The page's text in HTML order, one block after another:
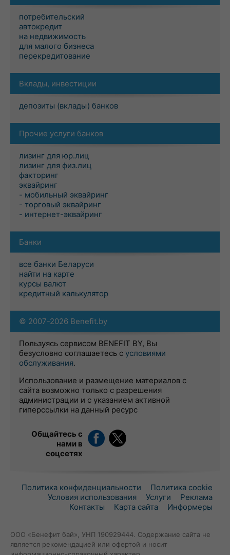
потребительский
автокредит
на недвижимость
для малого бизнеса
перекредитование
Вклады, инвестиции
депозиты (вклады) банков
Прочие услуги банков
лизинг для юр.лиц
лизинг для физ.лиц
факторинг
эквайринг
- мобильный эквайринг
- торговый эквайринг
- интернет-эквайринг
Банки
все банки Беларуси
найти на карте
курсы валют
кредитный калькулятор
© 2007-2026 Benefit.by
Пользуясь сервисом BENEFIT BY, Вы
безусловно соглашаетесь с условиями
обслуживания.
Использование и размещение материалов с
сайта возможно только с разрешения
администрации и с указанием активной
гиперссылки на данный ресурс
Общайтесь с
нами в
соцсетях
Политика конфиденциальности
Политика cookie
Условия использования
Услуги
Реклама
Контакты
Карта сайта Информеры
ООО «Бенефит бай», УНП 190929444. Содержание сайта не
является рекомендацией или офертой и носит